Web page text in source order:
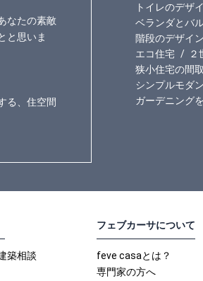
なたの素敵
と思いま
る、住空間
トイレのデザ
ベランダとバ
階段のデザイン
エコ住宅
２
狭小住宅の間
シンプルモダン
ガーデニング
築相談
フェブカーサについて
feve casaとは？
専門家の方へ